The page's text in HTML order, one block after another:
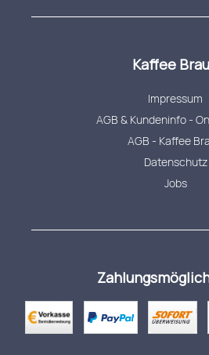
Kaffee
Impressum
AGB & Kundeninfo -
AGB - Kaffee
Datenschutz
Jobs